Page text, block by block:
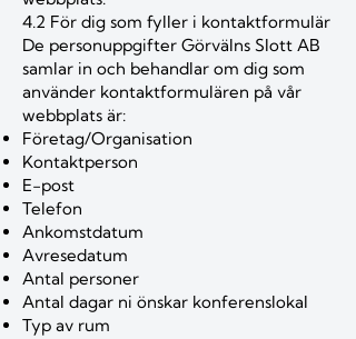
4.2 För dig som fyller i kontaktformulär
De personuppgifter Görvälns Slott AB
samlar in och behandlar om dig som
använder kontaktformulären på vår
webbplats är:
Företag/Organisation
Kontaktperson
E-post
Telefon
Ankomstdatum
Avresedatum
Antal personer
Antal dagar ni önskar konferenslokal
Typ av rum